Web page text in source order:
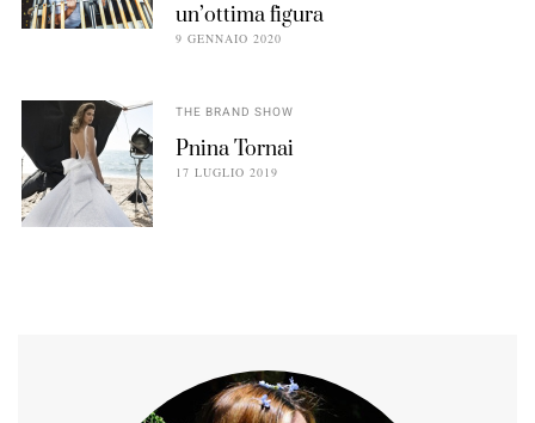
un’ottima figura
9 GENNAIO 2020
THE BRAND SHOW
Pnina Tornai
17 LUGLIO 2019